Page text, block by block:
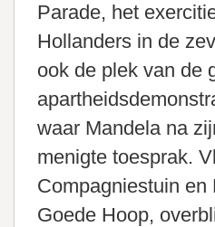
Parade, het
Hollanders in de
ook de plek van de
waar Mandela na
menigte toesprak.
Compagniestuin en
Goede Hoop,